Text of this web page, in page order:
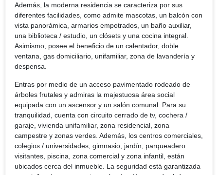
Además, la moderna residencia se caracteriza por sus
diferentes facilidades, como admite mascotas, un balcón con
vista panorámica, armarios empotrados, un baño auxiliar,
una biblioteca / estudio, un clósets y una cocina integral.
Asimismo, posee el beneficio de un calentador, doble
ventana, gas domiciliario, unifamiliar, zona de lavandería y
despensa.
Entras por medio de un acceso pavimentado rodeado de
árboles frutales y admiras la majestuosa área social
equipada con un ascensor y un salón comunal. Para su
tranquilidad, cuenta con circuito cerrado de tv, cochera /
garaje, vivienda unifamiliar, zona residencial, zona
campestre y zonas verdes. Además, los centros comerciales,
colegios / universidades, gimnasio, jardín, parqueadero
visitantes, piscina, zona comercial y zona infantil, están
ubicados cerca del inmueble. La seguridad está garantizada